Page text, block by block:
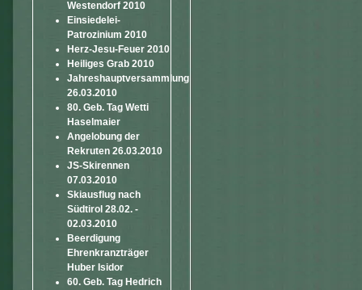
Westendorf 2010
Einsiedelei-
Patrozinium 2010
Herz-Jesu-Feuer 2010
Heiliges Grab 2010
Jahreshauptversammlung
26.03.2010
80. Geb. Tag Wetti
Haselmaier
Angelobung der
Rekruten 26.03.2010
JS-Skirennen
07.03.2010
Skiausflug nach
Südtirol 28.02. -
02.03.2010
Beerdigung
Ehrenkranzträger
Huber Isidor
60. Geb. Tag Hedrich